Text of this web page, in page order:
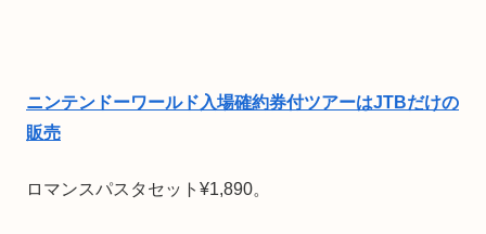
ニンテンドーワールド入場確約券付ツアーはJTBだけの
販売
ロマンスパスタセット¥1,890。